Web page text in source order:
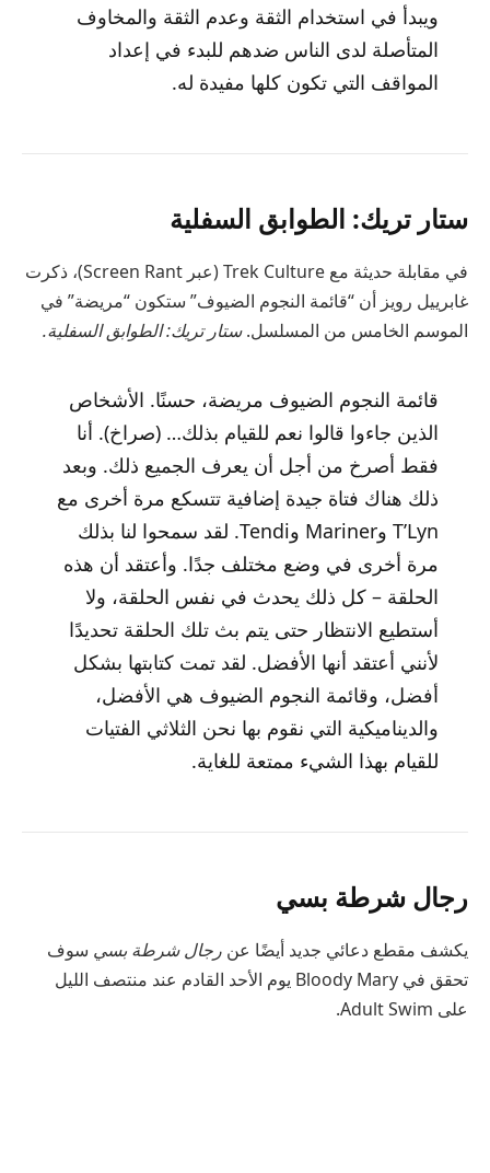
ويبدأ في استخدام الثقة وعدم الثقة والمخاوف
المتأصلة لدى الناس ضدهم للبدء في إعداد
المواقف التي تكون كلها مفيدة له.
ستار تريك: الطوابق السفلية
في مقابلة حديثة مع Trek Culture (عبر Screen Rant)، ذكرت
غابرييل رويز أن “قائمة النجوم الضيوف” ستكون “مريضة” في
الموسم الخامس من المسلسل.ستار تريك: الطوابق السفلية.
قائمة النجوم الضيوف مريضة، حسنًا. الأشخاص
الذين جاءوا قالوا نعم للقيام بذلك… (صراخ). أنا
فقط أصرخ من أجل أن يعرف الجميع ذلك. وبعد
ذلك هناك فتاة جيدة إضافية تتسكع مرة أخرى مع
T’Lyn وMariner وTendi. لقد سمحوا لنا بذلك
مرة أخرى في وضع مختلف جدًا. وأعتقد أن هذه
الحلقة – كل ذلك يحدث في نفس الحلقة، ولا
أستطيع الانتظار حتى يتم بث تلك الحلقة تحديدًا
لأنني أعتقد أنها الأفضل. لقد تمت كتابتها بشكل
أفضل، وقائمة النجوم الضيوف هي الأفضل،
والديناميكية التي نقوم بها نحن الثلاثي الفتيات
للقيام بهذا الشيء ممتعة للغاية.
رجال شرطة بسي
يكشف مقطع دعائي جديد أيضًا عن رجال شرطة بسي سوف
تحقق في Bloody Mary يوم الأحد القادم عند منتصف الليل
على Adult Swim.